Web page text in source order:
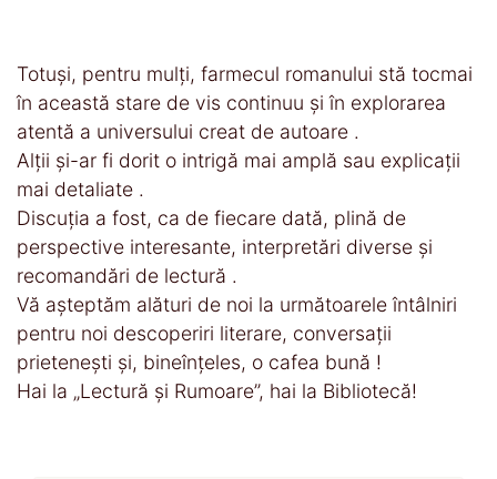
Totuși, pentru mulți, farmecul romanului stă tocmai
în această stare de vis continuu și în explorarea
atentă a universului creat de autoare .
Alții și-ar fi dorit o intrigă mai amplă sau explicații
mai detaliate .
Discuția a fost, ca de fiecare dată, plină de
perspective interesante, interpretări diverse și
recomandări de lectură .
Vă așteptăm alături de noi la următoarele întâlniri
pentru noi descoperiri literare, conversații
prietenești și, bineînțeles, o cafea bună !
Hai la „Lectură și Rumoare”, hai la Bibliotecă!